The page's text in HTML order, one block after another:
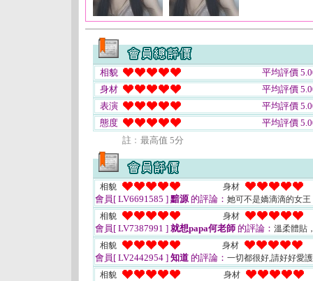
相貌
平均評價
身材
平均評價
表演
平均評價
態度
平均評價
註﹕最高值 5分
相貌 身材
會員[ LV6691585 ] 黯源的評論： 她可不是嬌滴滴的女
相貌
身材
會員[ LV7387991 ] 就想papa何老師 的評論： 溫柔體貼
相貌
身材
會員[ LV2442954 ] 知道 的評論： 一切都很好,請好好愛
相貌
身材